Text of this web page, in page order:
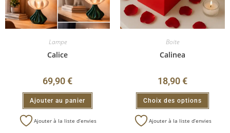
Lampe
Calice
69,90€
Ajouter au panier
Ajouter à la liste d’envies
Boite
Calinea
18,90€
Choix des options
Ajouter à la liste d’envies